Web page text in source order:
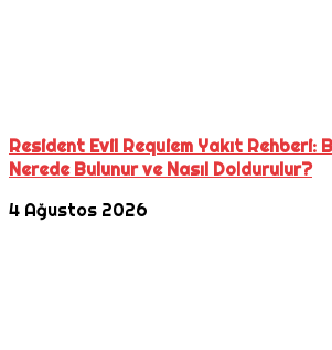
Resident Evil Requiem Yakıt Rehberi:
Nerede Bulunur ve Nasıl Doldurulur?
4 Ağustos 2026